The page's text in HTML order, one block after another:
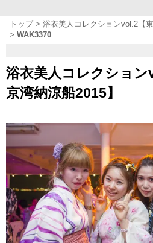
トップ
浴衣美人コレクションvol.2【東
WAK3370
浴衣美人コレクション
京湾納涼船2015】